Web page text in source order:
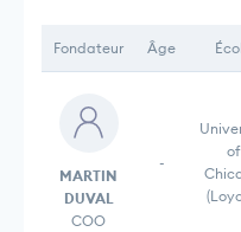
Fondateur Âge
MARTIN
DUVAL
COO
-
of